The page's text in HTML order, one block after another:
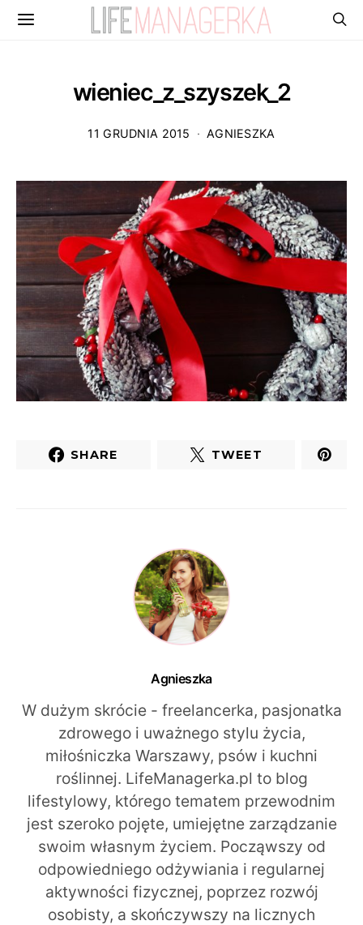
wieniec_z_szyszek_2
11 GRUDNIA 2015 AGNIESZKA
SHARE TWEET
Agnieszka
W dużym skrócie - freelancerka, pasjonatka
zdrowego i uważnego stylu życia,
miłośniczka Warszawy, psów i kuchni
roślinnej. LifeManagerka.pl to blog
lifestylowy, którego tematem przewodnim
jest szeroko pojęte, umiejętne zarządzanie
swoim własnym życiem. Począwszy od
odpowiedniego odżywiania i regularnej
aktywności fizycznej, poprzez rozwój
osobisty, a skończywszy na licznych